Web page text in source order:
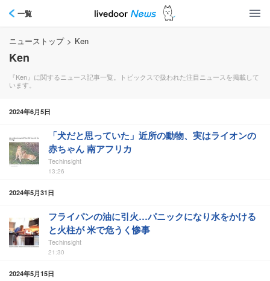
一覧
ニューストップ > Ken
Ken
『Ken』に関するニュース記事一覧。トピックスで扱われた注目ニュースを掲載して
います。
2024年6月5日
「犬だと思っていた」近所の動物、実はライオンの
赤ちゃん 南アフリカ
Techinsight
13:26
2024年5月31日
フライパンの油に引火…パニックになり水をかける
と火柱が 米で危うく惨事
Techinsight
21:30
2024年5月15日